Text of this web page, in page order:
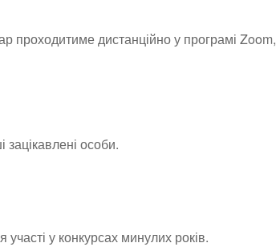
проходитиме дистанційно у програмі Zoom,
зацікавлені особи.
у конкурсах минулих років.